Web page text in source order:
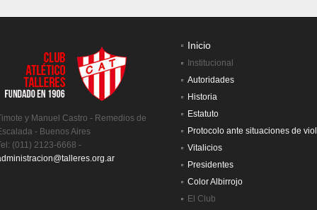
y Manuel Castro - Remedios de
- Buenos Aires
(011) 2123-6668 -
Inicio
Institucional
Autoridades
Historia
Estatuto
Protocolo ante situaciones de
Vitalicios
Presidentes
Color Albirrojo
El Club